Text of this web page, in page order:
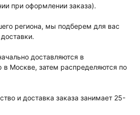
при оформлении заказа).
региона, мы подберем для вас
доставляются в
в Москве, затем распределяются по
и доставка заказа занимает 25-